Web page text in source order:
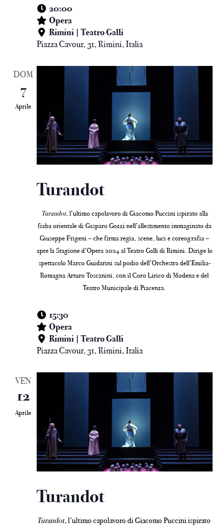
20:00
Opera
Rimini | Teatro Galli
Piazza Cavour, 31, Rimini, Italia
DOM
7
Aprile
Turandot
Turandot, l’ultimo capolavoro di Giacomo Puccini ispirato alla
fiaba orientale di Gasparo Gozzi nell’allestimento immaginato da
Giuseppe Frigeni – che firma regia, scene, luci e coreografia –
apre la Stagione d’Opera 2024 al Teatro Galli di Rimini. Dirige lo
spettacolo Marco Guidarini sul podio dell’Orchestra dell’Emilia-
Romagna Arturo Toscanini, con il Coro Lirico di Modena e del
Teatro Municipale di Piacenza.
15:30
Opera
Rimini | Teatro Galli
Piazza Cavour, 31, Rimini, Italia
VEN
12
Aprile
Turandot
Turandot,l’ultimo capolavoro di Giacomo Puccini ispirato